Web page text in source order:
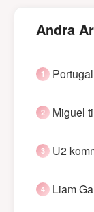
Andra
Miguel
U2
Liam